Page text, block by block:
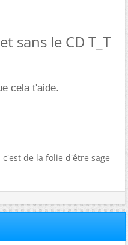
sans le CD T_T
cela t'aide.
de la folie d'être sage